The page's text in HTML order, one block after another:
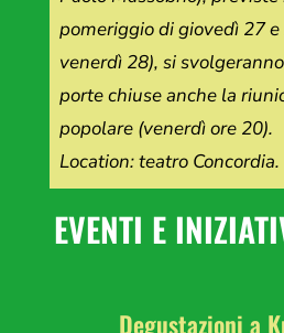
pomeriggio di giovedì 27
venerdì 28), si
porte chiuse anche la
popolare (venerdì ore 20).
Location: teatro Concordia.
EVENTI E
Degustazioni a